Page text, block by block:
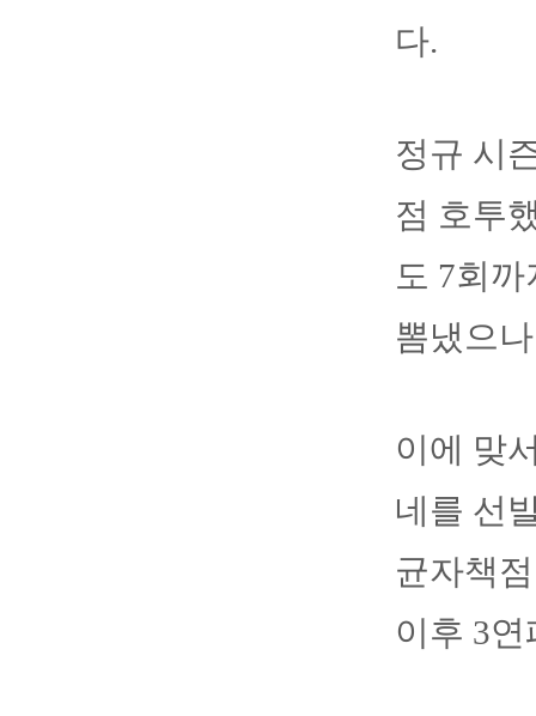
다.
정규 시
점 호투
도 7회
뽐냈으
이에 맞
네를 선
균자책
이후 3